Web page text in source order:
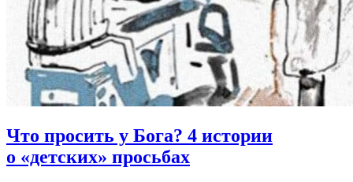
Что просить у Бога? 4 истории
о «детских» просьбах